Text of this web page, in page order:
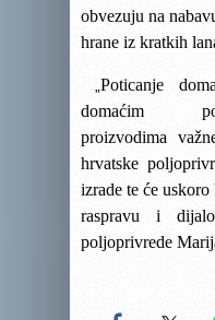
obvezuju na
hrane iz kratkih
„Poticanje
domaćim
proizvodima
hrvatske
izrade te će
raspravu i
poljoprivrede